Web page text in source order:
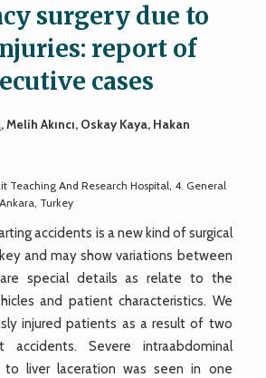
surgery due to
report of
cases
, Melih Akıncı, Oskay Kaya, Hakan
Teaching And Research Hospital, 4. General
Turkey
accidents is a new kind of surgical
and may show variations between
special details as relate to the
and patient characteristics. We
injured patients as a result of two
accidents. Severe intraabdominal
to liver laceration was seen in one